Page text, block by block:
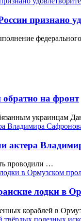
признано
на фронт
украинцам
актера
проводили …
лодки в
кораблей в